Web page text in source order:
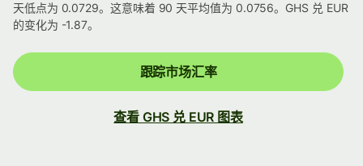
天低点为 0.0729。这意味着 90 天平均值为 0.0756。GHS 兑 EUR
的变化为 -1.87。
跟踪市场汇率
查看 GHS 兑 EUR 图表